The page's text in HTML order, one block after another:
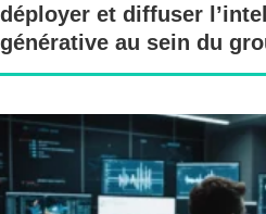
déployer et diffuser
générative au sein du